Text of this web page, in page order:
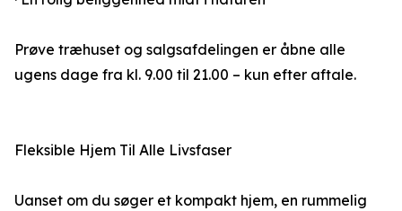
Prøve træhuset og salgsafdelingen er åbne alle
ugens dage fra kl. 9.00 til 21.00 – kun efter aftale.
Fleksible Hjem Til Alle Livsfaser
Uanset om du søger et kompakt hjem, en rummelig